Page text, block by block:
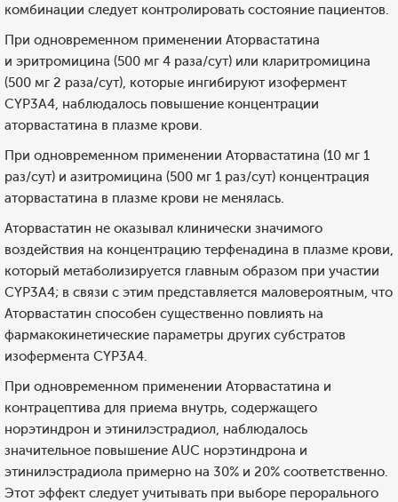
комбинации следует контролировать состояние пациентов.
При одновременном применении Аторвастатина
и эритромицина (500 мг 4 раза/сут) или кларитромицина
(500 мг 2 раза/сут), которые ингибируют изофермент
CYP3А4, наблюдалось повышение концентрации
аторвастатина в плазме крови.
При одновременном применении Аторвастатина (10 мг 1
раз/сут) и азитромицина (500 мг 1 раз/сут) концентрация
аторвастатина в плазме крови не менялась.
Аторвастатин не оказывал клинически значимого
воздействия на концентрацию терфенадина в плазме крови,
который метаболизируется главным образом при участии
CYP3А4; в связи с этим представляется маловероятным, что
Аторвастатин способен существенно повлиять на
фармакокинетические параметры других субстратов
изофермента CYP3А4.
При одновременном применении Аторвастатина и
контрацептива для приема внутрь, содержащего
норэтиндрон и этинилэстрадиол, наблюдалось
значительное повышение AUC норэтиндрона и
этинилэстрадиола примерно на 30% и 20% соответственно.
Этот эффект следует учитывать при выборе перорального